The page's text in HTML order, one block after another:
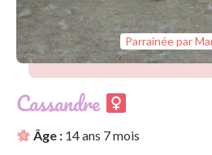
Parrainée par
Cassandre
Âge : 14 ans 7 mois